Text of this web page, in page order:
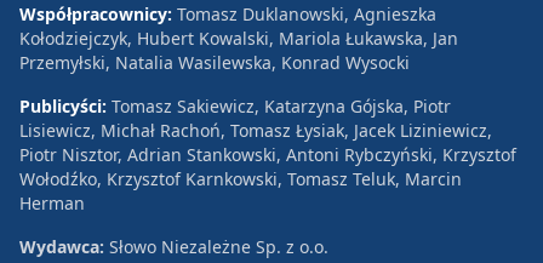
Współpracownicy: Tomasz Duklanowski, Agnieszka
Kołodziejczyk, Hubert Kowalski, Mariola Łukawska, Jan
Przemyłski, Natalia Wasilewska, Konrad Wysocki
Publicyści: Tomasz Sakiewicz, Katarzyna Gójska, Piotr
Lisiewicz, Michał Rachoń, Tomasz Łysiak, Jacek Liziniewicz,
Piotr Nisztor, Adrian Stankowski, Antoni Rybczyński, Krzysztof
Wołodźko, Krzysztof Karnkowski, Tomasz Teluk, Marcin
Herman
Wydawca: Słowo Niezależne Sp. z o.o.